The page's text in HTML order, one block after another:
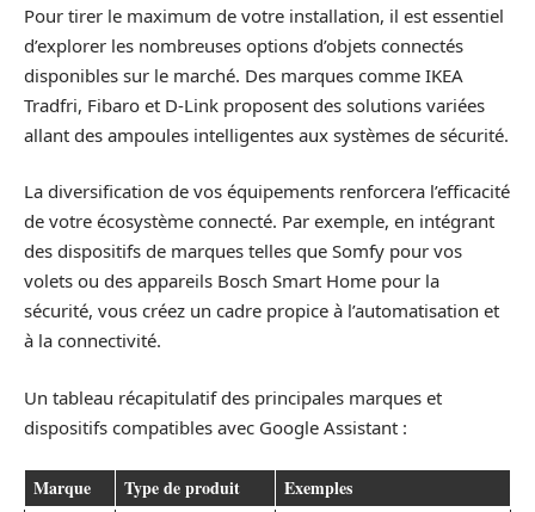
Pour tirer le maximum de votre installation, il est essentiel
d’explorer les nombreuses options d’objets connectés
disponibles sur le marché. Des marques comme IKEA
Tradfri, Fibaro et D-Link proposent des solutions variées
allant des ampoules intelligentes aux systèmes de sécurité.
La diversification de vos équipements renforcera l’efficacité
de votre écosystème connecté. Par exemple, en intégrant
des dispositifs de marques telles que Somfy pour vos
volets ou des appareils Bosch Smart Home pour la
sécurité, vous créez un cadre propice à l’automatisation et
à la connectivité.
Un tableau récapitulatif des principales marques et
dispositifs compatibles avec Google Assistant :
Marque Type de produit Exemples